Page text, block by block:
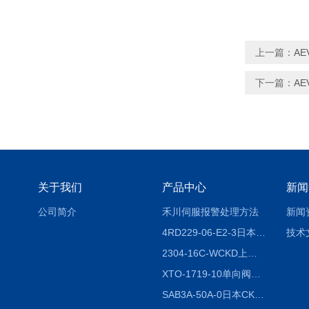
上一篇：
下一篇：
关于我们
公司简介
产品中心
禾川伺服报警处理方法
SAB3A-50A-0日本CKD全国授权代理
新
新闻
技术